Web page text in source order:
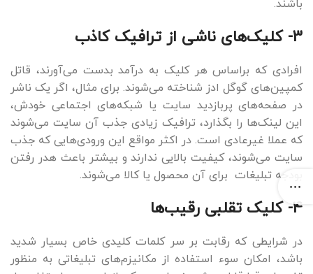
باشند.
3- کلیک‌های ناشی از ترافیک کاذب
افرادی که براساس هر کلیک به درآمد بدست می‌آورند، قاتل
کمپین‌های گوگل ادز شناخته می‌شوند. برای مثال، اگر یک ناشر
در صفحه‌های پربازدید سایت یا شبکه‌‌های اجتماعی خودش،
این لینک‌ها را بگذارد، ترافیک زیادی جذب آن سایت می‌شوند
که عملا غیرعادی است. در اکثر مواقع این ورودی‌هایی که جذب
سایت می‌شوند، کیفیت بالایی ندارند و بیشتر باعث هدر رفتن
بودجه تبلیغات برای آن محصول یا کالا می‌شوند.
4- کلیک تقلبی رقیب‌ها
در شرایطی که رقابت بر سر کلمات کلیدی خاص بسیار شدید
باشد، امکان سوء استفاده از مکانیزم‌های تبلیغاتی به منظور